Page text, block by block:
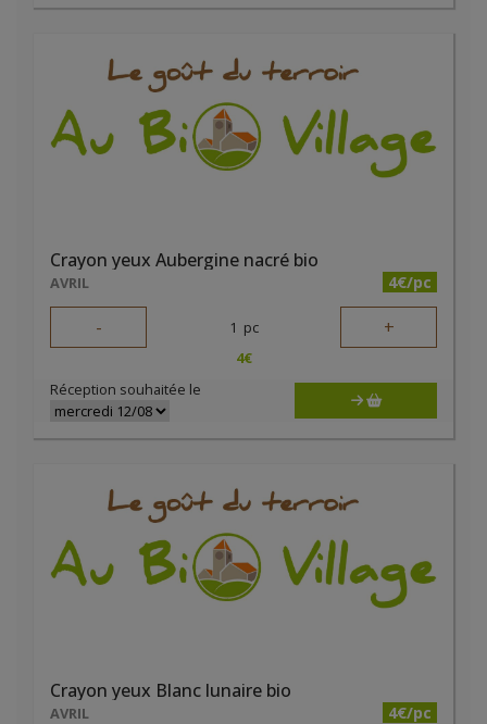
Crayon yeux Aubergine nacré bio
AVRIL 4€/pc
- 1 pc +
4€
Réception souhaitée le
Crayon yeux Blanc lunaire bio
AVRIL 4€/pc